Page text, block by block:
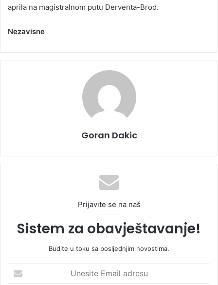
aprila na magistralnom putu Derventa-Brod.
Nezavisne
Goran Dakic
Prijavite se na naš
Sistem za obavještavanje!
Budite u toku sa posljednjim novostima.